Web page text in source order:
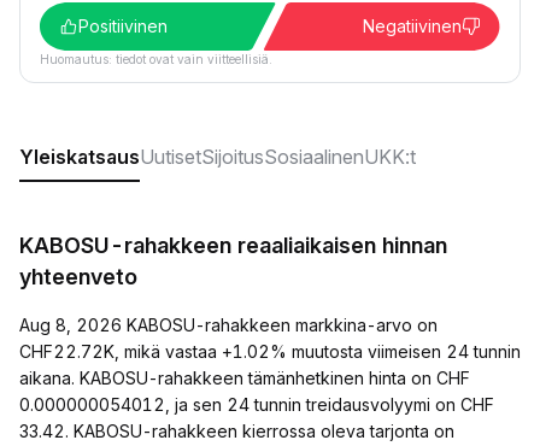
Positiivinen
Negatiivinen
Huomautus: tiedot ovat vain viitteellisiä.
YleiskatsausUutisetSijoitusSosiaalinenUKK:t
KABOSU-rahakkeen reaaliaikaisen hinnan
yhteenveto
Aug 8, 2026 KABOSU-rahakkeen markkina-arvo on
CHF22.72K, mikä vastaa +1.02% muutosta viimeisen 24 tunnin
aikana. KABOSU-rahakkeen tämänhetkinen hinta on CHF
0.000000054012, ja sen 24 tunnin treidausvolyymi on CHF
33.42. KABOSU-rahakkeen kierrossa oleva tarjonta on